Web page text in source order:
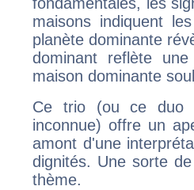
maisons indiquent
planète dominante
dominant reflète
maison dominante
Ce trio (ou ce duo
inconnue) offre un
amont d'une
dignités. Une sorte
thème.